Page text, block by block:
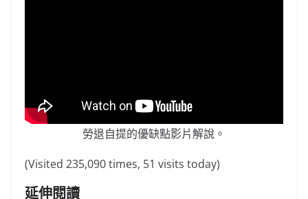
勞退自提的優缺點影片解說。
(Visited 235,090 times, 51 visits today)
延伸閱讀